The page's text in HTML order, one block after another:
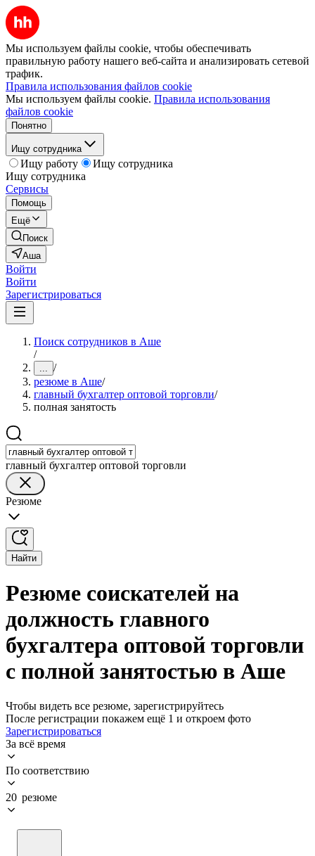
Мы используем файлы cookie, чтобы обеспечивать
правильную работу нашего веб-сайта и анализировать сетевой
трафик.
Правила использования файлов cookie
Мы используем файлы cookie. Правила использования
файлов cookie
Понятно
Ищу сотрудника
Ищу работу
Ищу сотрудника
Ищу сотрудника
Сервисы
Помощь
Ещё
Поиск
Аша
Войти
Войти
Зарегистрироваться
Поиск сотрудников в Аше
/
... /
резюме в Аше/
главный бухгалтер оптовой торговли/
полная занятость
главный бухгалтер оптовой торговли
Резюме
Найти
Резюме соискателей на
должность главного
бухгалтера оптовой торговли
с полной занятостью в Аше
Чтобы видеть все резюме, зарегистрируйтесь
После регистрации покажем ещё 1 и откроем фото
Зарегистрироваться
За всё время
По соответствию
20 резюме